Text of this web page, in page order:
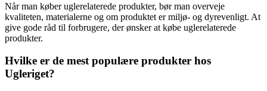
Når man køber uglerelaterede produkter, bør man overveje
kvaliteten, materialerne og om produktet er miljø- og dyrevenligt. At
give gode råd til forbrugere, der ønsker at købe uglerelaterede
produkter.
Hvilke er de mest populære produkter hos
Ugleriget?